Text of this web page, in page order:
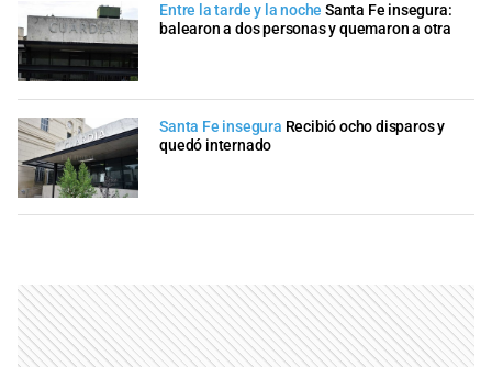
Entre la tarde y la noche Santa Fe insegura:
balearon a dos personas y quemaron a otra
Santa Fe insegura Recibió ocho disparos y
quedó internado